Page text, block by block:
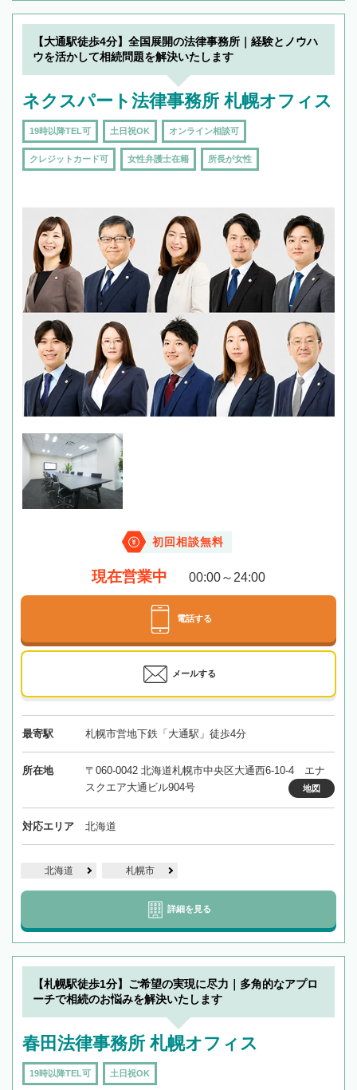
【大通駅徒歩4分】全国展開の法律事務所｜経験とノウハ
ウを活かして相続問題を解決いたします
ネクスパート法律事務所 札幌オフィス
19時以降TEL可 土日祝OK オンライン相談可
クレジットカード可 女性弁護士在籍 所長が女性
初回相談無料
現在営業中 00:00～24:00
電話する
メールする
最寄駅 札幌市営地下鉄「大通駅」徒歩4分
所在地
〒060-0042 北海道札幌市中央区大通西6-10-4 エナ
スクエア大通ビル904号
地図
対応エリア 北海道
北海道 札幌市
詳細を見る
【札幌駅徒歩1分】ご希望の実現に尽力｜多角的なアプロ
ーチで相続のお悩みを解決いたします
春田法律事務所 札幌オフィス
19時以降TEL可 土日祝OK